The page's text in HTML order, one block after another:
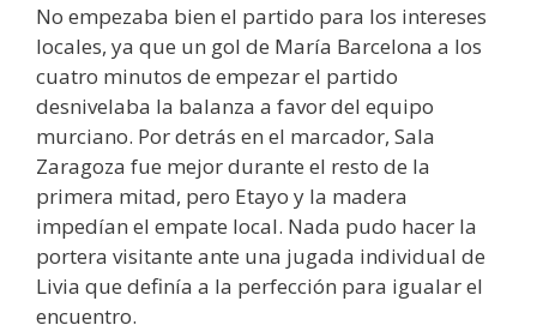
No empezaba bien el partido para los intereses
locales, ya que un gol de María Barcelona a los
cuatro minutos de empezar el partido
desnivelaba la balanza a favor del equipo
murciano. Por detrás en el marcador, Sala
Zaragoza fue mejor durante el resto de la
primera mitad, pero Etayo y la madera
impedían el empate local. Nada pudo hacer la
portera visitante ante una jugada individual de
Livia que definía a la perfección para igualar el
encuentro.